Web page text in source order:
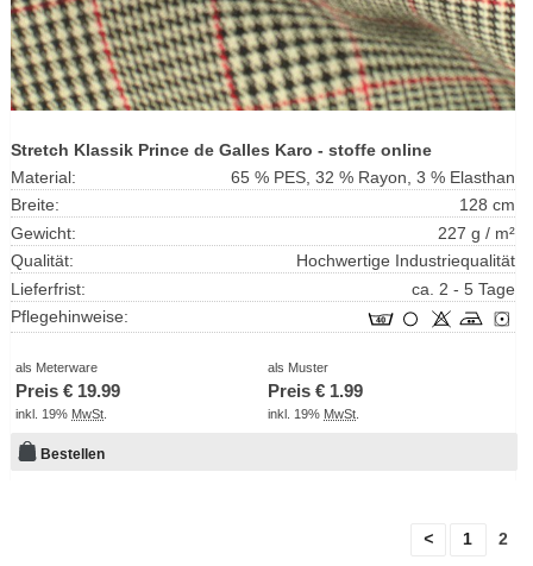
Stretch Klassik Prince de Galles Karo - stoffe online
Material:
65 % PES, 32 % Rayon, 3 % Elasthan
Breite:
128 cm
Gewicht:
227 g / m²
Qualität:
Hochwertige Industriequalität
Lieferfrist:
ca. 2 - 5 Tage
Pflegehinweise:
als Meterware
Preis € 19.99
inkl. 19% MwSt
als Muster
Preis € 1.99
inkl. 19% MwSt
Bestellen
< 1 2